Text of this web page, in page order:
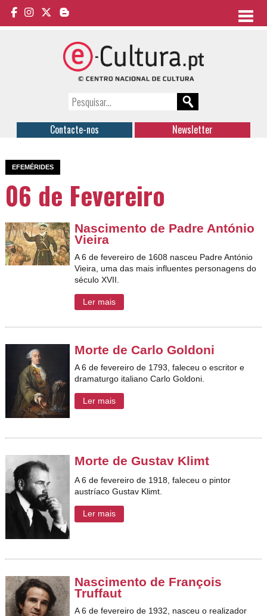
Contacte-nos Newsletter
EFEMÉRIDES
06 de Fevereiro
Nascimento de Padre António
Vieira
A 6 de fevereiro de 1608 nasceu Padre António
Vieira, uma das mais influentes personagens do
século XVII.
Ler mais
Morte de Carlo Goldoni
A 6 de fevereiro de 1793, faleceu o escritor e
dramaturgo italiano Carlo Goldoni.
Ler mais
Morte de Gustav Klimt
A 6 de fevereiro de 1918, faleceu o pintor
austríaco Gustav Klimt.
Ler mais
Nascimento de François
Truffaut
A 6 de fevereiro de 1932, nasceuo realizador